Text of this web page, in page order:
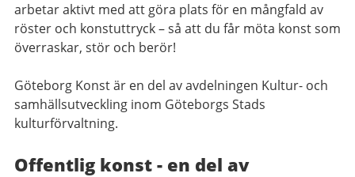
arbetar aktivt med att göra plats för en mångfald av
röster och konstuttryck – så att du får möta konst som
överraskar, stör och berör!
Göteborg Konst är en del av avdelningen Kultur- och
samhällsutveckling inom Göteborgs Stads
kulturförvaltning.
Offentlig konst - en del av